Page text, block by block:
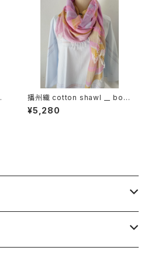
播州織 cotton shawl __ bord
er 160 東雲w
¥5,280